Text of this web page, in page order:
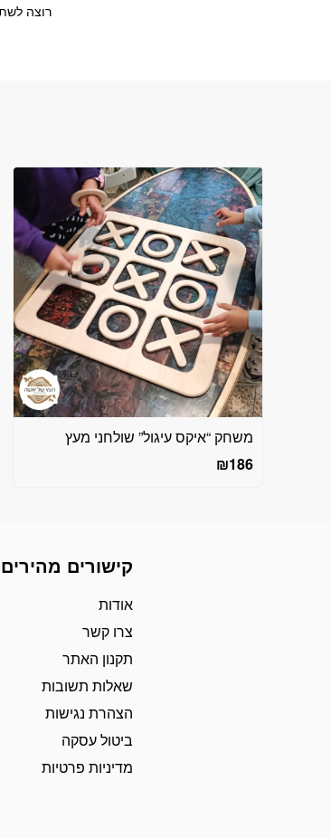
רוצה
משחק “איקס עיגול” שולחני מעץ
₪186
קישורים מהירים
אודות
צרו קשר
תקנון האתר
שאלות תשובות
הצהרת נגישות
ביטול עסקה
מדיניות פרטיות